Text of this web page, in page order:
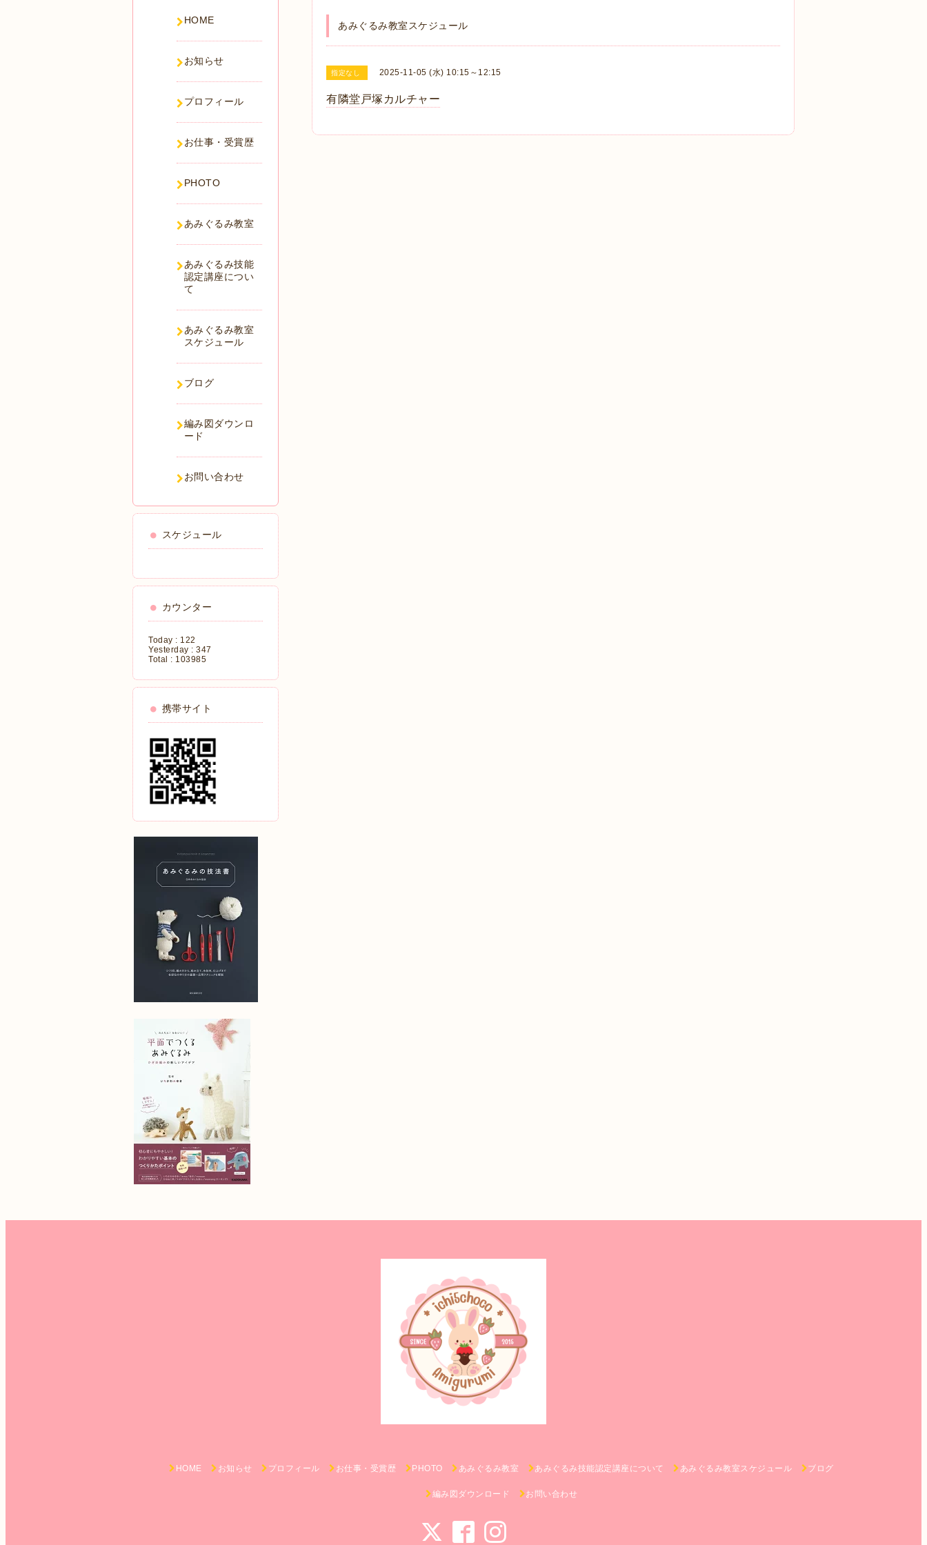
あみぐるみ教室スケジュール
指定なし 2025-11-05 (水) 10:15～12:15
有隣堂戸塚カルチャー
HOME
お知らせ
プロフィール
お仕事・受賞歴
PHOTO
あみぐるみ教室
あみぐるみ技能
認定講座につい
て
あみぐるみ教室
スケジュール
ブログ
編み図ダウンロ
ード
お問い合わせ
スケジュール
カウンター
Today : 122
Yesterday : 347
Total : 103985
携帯サイト
HOME お知らせ プロフィール お仕事・受賞歴 PHOTO あみぐるみ教室 あみぐるみ技能認定講座について あみぐるみ教室スケジュール ブログ
編み図ダウンロード お問い合わせ